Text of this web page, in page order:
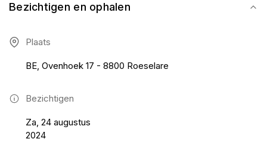
Bezichtigen en ophalen
Plaats
BE, Ovenhoek 17 - 8800 Roeselare
Bezichtigen
Za, 24 augustus
2024